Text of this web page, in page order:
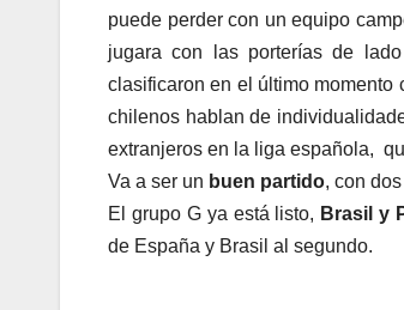
puede perder con un equipo
jugara con las porterías de
clasificaron en el último momento
chilenos hablan de
extranjeros en la liga española,
Va a ser un buen partido, con
El grupo G ya está listo, Brasil y
de España y Brasil al segundo.